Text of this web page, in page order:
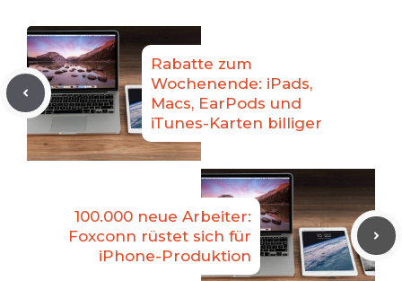
Rabatte zum
Wochenende: iPads,
Macs, EarPods und
iTunes-Karten billiger
100.000 neue Arbeiter:
Foxconn rüstet sich für
iPhone-Produktion